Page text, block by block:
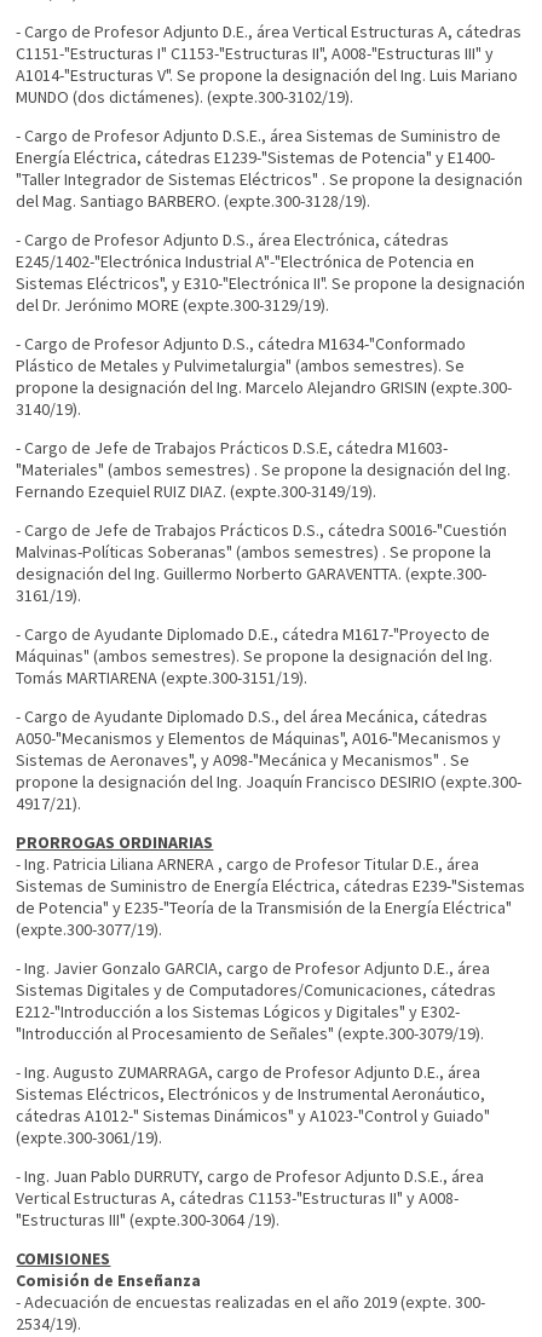
- Cargo de Profesor Adjunto D.E., área Vertical Estructuras A, cátedras
C1151-"Estructuras I" C1153-"Estructuras II", A008-"Estructuras III" y
A1014-"Estructuras V". Se propone la designación del Ing. Luis Mariano
MUNDO (dos dictámenes). (expte.300-3102/19).
- Cargo de Profesor Adjunto D.S.E., área Sistemas de Suministro de
Energía Eléctrica, cátedras E1239-"Sistemas de Potencia" y E1400-
"Taller Integrador de Sistemas Eléctricos" . Se propone la designación
del Mag. Santiago BARBERO. (expte.300-3128/19).
- Cargo de Profesor Adjunto D.S., área Electrónica, cátedras
E245/1402-"Electrónica Industrial A"-"Electrónica de Potencia en
Sistemas Eléctricos", y E310-"Electrónica II". Se propone la designación
del Dr. Jerónimo MORE (expte.300-3129/19).
- Cargo de Profesor Adjunto D.S., cátedra M1634-"Conformado
Plástico de Metales y Pulvimetalurgia" (ambos semestres). Se
propone la designación del Ing. Marcelo Alejandro GRISIN (expte.300-
3140/19).
- Cargo de Jefe de Trabajos Prácticos D.S.E, cátedra M1603-
"Materiales" (ambos semestres) . Se propone la designación del Ing.
Fernando Ezequiel RUIZ DIAZ. (expte.300-3149/19).
- Cargo de Jefe de Trabajos Prácticos D.S., cátedra S0016-"Cuestión
Malvinas-Políticas Soberanas" (ambos semestres) . Se propone la
designación del Ing. Guillermo Norberto GARAVENTTA. (expte.300-
3161/19).
- Cargo de Ayudante Diplomado D.E., cátedra M1617-"Proyecto de
Máquinas" (ambos semestres). Se propone la designación del Ing.
Tomás MARTIARENA (expte.300-3151/19).
- Cargo de Ayudante Diplomado D.S., del área Mecánica, cátedras
A050-"Mecanismos y Elementos de Máquinas", A016-"Mecanismos y
Sistemas de Aeronaves", y A098-"Mecánica y Mecanismos" . Se
propone la designación del Ing. Joaquín Francisco DESIRIO (expte.300-
4917/21).
PRORROGAS ORDINARIAS
- Ing. Patricia Liliana ARNERA , cargo de Profesor Titular D.E., área
Sistemas de Suministro de Energía Eléctrica, cátedras E239-"Sistemas
de Potencia" y E235-"Teoría de la Transmisión de la Energía Eléctrica"
(expte.300-3077/19).
- Ing. Javier Gonzalo GARCIA, cargo de Profesor Adjunto D.E., área
Sistemas Digitales y de Computadores/Comunicaciones, cátedras
E212-"Introducción a los Sistemas Lógicos y Digitales" y E302-
"Introducción al Procesamiento de Señales" (expte.300-3079/19).
- Ing. Augusto ZUMARRAGA, cargo de Profesor Adjunto D.E., área
Sistemas Eléctricos, Electrónicos y de Instrumental Aeronáutico,
cátedras A1012-" Sistemas Dinámicos" y A1023-"Control y Guiado"
(expte.300-3061/19).
- Ing. Juan Pablo DURRUTY, cargo de Profesor Adjunto D.S.E., área
Vertical Estructuras A, cátedras C1153-"Estructuras II" y A008-
"Estructuras III" (expte.300-3064 /19).
COMISIONES
Comisión de Enseñanza
- Adecuación de encuestas realizadas en el año 2019 (expte. 300-
2534/19).